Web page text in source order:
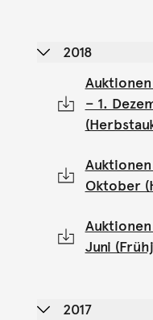
2018
– 1.
Oktober
Juni
2017